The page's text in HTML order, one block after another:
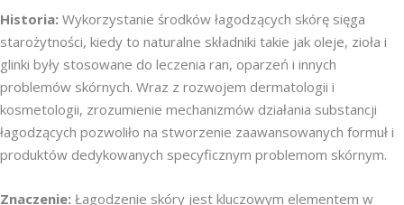
Historia: Wykorzystanie środków łagodzących skórę sięga
starożytności, kiedy to naturalne składniki takie jak oleje, zioła i
glinki były stosowane do leczenia ran, oparzeń i innych
problemów skórnych. Wraz z rozwojem dermatologii i
kosmetologii, zrozumienie mechanizmów działania substancji
łagodzących pozwoliło na stworzenie zaawansowanych formuł i
produktów dedykowanych specyficznym problemom skórnym.
Znaczenie: Łagodzenie skóry jest kluczowym elementem w